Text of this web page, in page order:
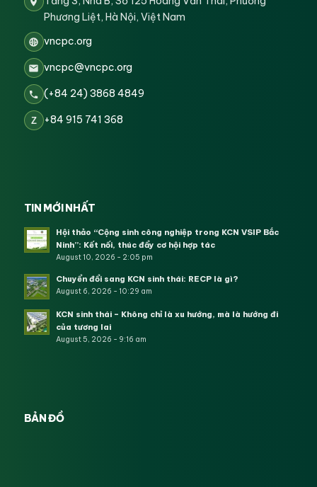
Phương Liệt, Hà Nội, Việt Nam
vncpc.org
vncpc@vncpc.org
(+84 24) 3868 4849
Z +84 915 741 368
TIN MỚI NHẤT
Hội thảo “Cộng sinh công nghiệp trong KCN VSIP Bắc
Ninh”: Kết nối, thúc đẩy cơ hội hợp tác
August 10, 2026 - 2:05 pm
Chuyển đổi sang KCN sinh thái: RECP là gì?
August 6, 2026 - 10:29 am
KCN sinh thái – Không chỉ là xu hướng, mà là hướng đi
của tương lai
August 5, 2026 - 9:16 am
BẢN ĐỒ